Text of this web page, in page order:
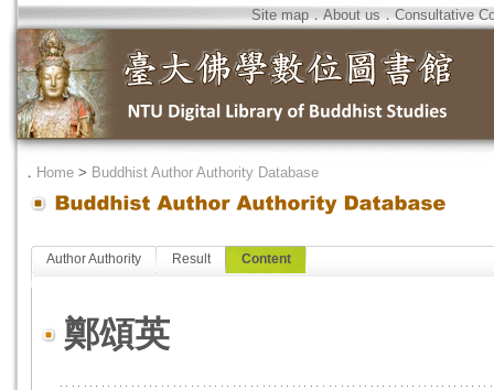
Site map．About us．Consultative
． Home > Buddhist Author Authority Database
Author Authority Result Content
鄭頌英